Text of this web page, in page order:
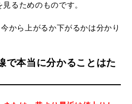
るためのものです。
から上がるか下がるかは分かり
で本当に分かることはた